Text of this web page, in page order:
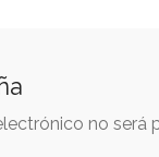
no será